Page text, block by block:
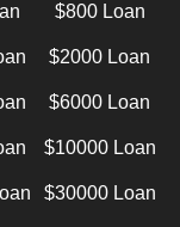
$800 Loan
$2000 Loan
$6000 Loan
$10000 Loan
$30000 Loan